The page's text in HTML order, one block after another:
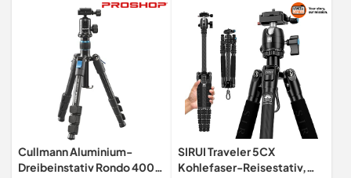
Cullmann Aluminium-
Dreibeinstativ Rondo 400T
SIRUI Traveler 5CX
Kohlefaser-Reisestativ,